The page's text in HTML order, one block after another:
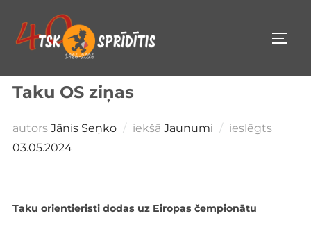
saturu
Taku OS ziņas
autors Jānis Seņko iekšā Jaunumi ieslēgts
03.05.2024
Taku orientieristi dodas uz Eiropas čempionātu